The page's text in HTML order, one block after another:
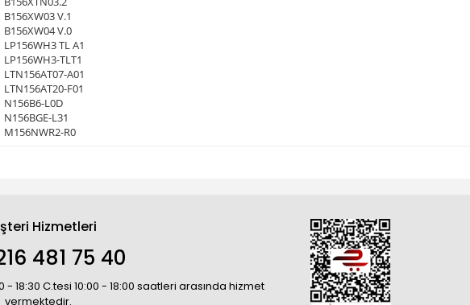
B156XW03 V.1
B156XW04 V.0
LP156WH3 TL A1
LP156WH3-TLT1
LTN156AT07-A01
LTN156AT20-F01
N156B6-L0D
N156BGE-L31
M156NWR2-R0
Hizmetleri
481 75 40
18:30 C.tesi 10:00 - 18:00 saatleri arasında hizmet
vermektedir.